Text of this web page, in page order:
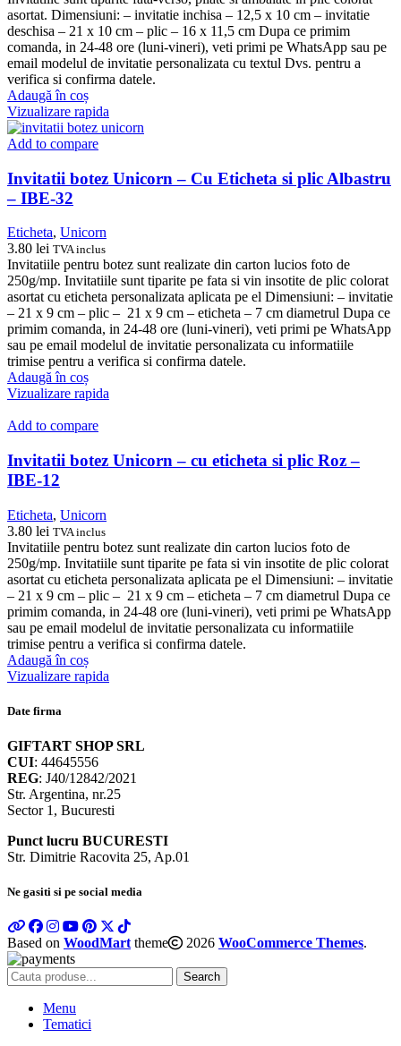
asortat. Dimensiuni: – invitatie inchisa – 12,5 x 10 cm – invitatie
deschisa – 21 x 10 cm – plic – 16 x 11,5 cm Dupa ce primim
comanda, in 24-48 ore (luni-vineri), veti primi pe WhatsApp sau pe
email modelul de invitatie personalizata cu textul Dvs. pentru a
verifica si confirma datele.
Adaugă în coș
Vizualizare rapida
Add to compare
Invitatii botez Unicorn – Cu Eticheta si plic Albastru
– IBE-32
Eticheta, Unicorn
3.80 lei TVA inclus
Invitatiile pentru botez sunt realizate din carton lucios foto de
250g/mp. Invitatiile sunt tiparite pe fata si vin insotite de plic colorat
asortat cu eticheta personalizata aplicata pe el Dimensiuni: – invitatie
– 21 x 9 cm – plic – 21 x 9 cm – eticheta – 7 cm diametrul Dupa ce
primim comanda, in 24-48 ore (luni-vineri), veti primi pe WhatsApp
sau pe email modelul de invitatie personalizata cu informatiile
trimise pentru a verifica si confirma datele.
Adaugă în coș
Vizualizare rapida
Add to compare
Invitatii botez Unicorn – cu eticheta si plic Roz –
IBE-12
Eticheta, Unicorn
3.80 lei TVA inclus
Invitatiile pentru botez sunt realizate din carton lucios foto de
250g/mp. Invitatiile sunt tiparite pe fata si vin insotite de plic colorat
asortat cu eticheta personalizata aplicata pe el Dimensiuni: – invitatie
– 21 x 9 cm – plic – 21 x 9 cm – eticheta – 7 cm diametrul Dupa ce
primim comanda, in 24-48 ore (luni-vineri), veti primi pe WhatsApp
sau pe email modelul de invitatie personalizata cu informatiile
trimise pentru a verifica si confirma datele.
Adaugă în coș
Vizualizare rapida
Date firma
GIFTART SHOP SRL
CUI: 44645556
REG: J40/12842/2021
Str. Argentina, nr.25
Sector 1, Bucuresti
Punct lucru BUCURESTI
Str. Dimitrie Racovita 25, Ap.01
Ne gasiti si pe social media
Based on WoodMarttheme 2026 WooCommerce Themes.
Search
Menu
Tematici